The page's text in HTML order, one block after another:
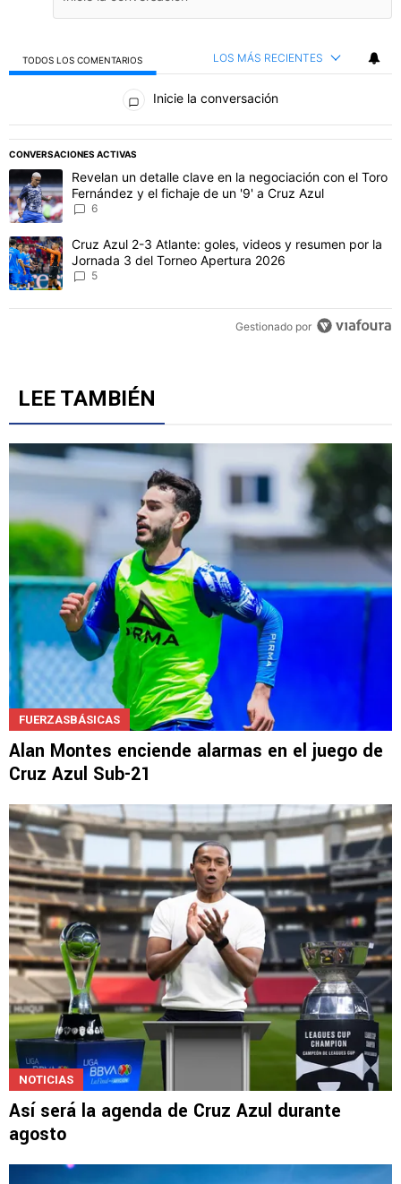
TODOS LOS COMENTARIOS LOS MÁS RECIENTES
Todos los comentarios
Inicie la conversación
CONVERSACIONES ACTIVAS
Este listado muestra los artículos con más comentarios en los
Un artículo de tendencia con el título "Revelan un detalle clave
Revelan un detalle clave en la negociación con el Toro
Fernández y el fichaje de un '9' a Cruz Azul
Un artículo de tendencia con el título "Cruz Azul 2-3 Atlante:
Cruz Azul 2-3 Atlante: goles, videos y resumen por la
LEE TAMBIÉN
Alan Montes enciende alarmas en el juego de
Cruz Azul Sub-21